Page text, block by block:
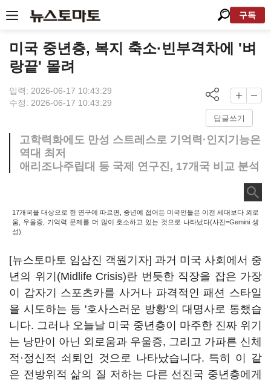
구독
미국 중년층, 복지 축소·빈부격차에 '벼
랑끝' 몰려
입력: 2026-06-17 10:43:29
수정: 2026-06-17 10:43:29
답글쓰기
고학력화에도 만성 스트레스로 기억력·인지기능은
역대 최저
애리조나주립대 등 국제 연구진, 17개국 비교 분석
17개국을 대상으로 한 연구에 따르면, 중년에 접어든 미국인들은 이전 세대보다 외로
움, 우울증, 기억력 문제를 더 많이 호소하고 있는 것으로 나타났다(사진=Gemini 생
성)
[뉴스토마토 임삼진 객원기자] 과거 미국 사회에서 중
년의 위기(Midlife Crisis)란 번듯한 직장을 잡은 가장
이 갑자기 스포츠카를 사거나 파격적인 패션 스타일
을 시도하는 등 '호사스러운 방황'의 대명사로 통했습
니다. 그러나 오늘날 미국 중년층이 마주한 진짜 위기
는 낭만이 아닌 외로움과 우울증, 그리고 가파른 신체
적·정신적 쇠퇴인 것으로 나타났습니다. 특히 이 같
은 전방위적 삶의 질 저하는 다른 선진국 중년층에게